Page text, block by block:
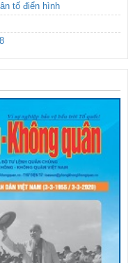
tố điển hình